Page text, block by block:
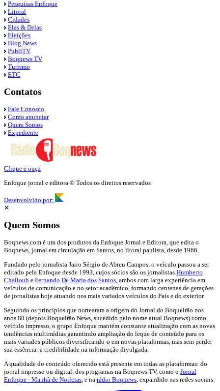
Pesquisas Enfoque
Litoral
Cidades
Elas & Delas
Eleições
Blog News
PubliTV
Boqnews TV
Turismo
ETC
Contatos
Fale Conosco
Como anunciar
Quem Somos
Expediente
Clique e ouça
Enfoque jornal e editora © Todos os direitos reservados
Desenvolvido por:
✕
Quem Somos
Boqnews.com é um dos produtos da Enfoque Jornal e Editora, que edita o
Boqnews, jornal em circulação em Santos, no litoral paulista, desde 1986.
Fundado pelo jornalista Jairo Sérgio de Abreu Campos, o veículo passou a ser
editado pela Enfoque desde 1993, cujos sócios são os jornalistas Humberto
Challoub e Fernando De Maria dos Santos, ambos com larga experiência em
veículos de comunicação e no setor acadêmico, formando centenas de gerações
de jornalistas hoje atuando nos mais variados veículos do País e do exterior.
Seguindo os princípios que nortearam a origem do Jornal do Boqueirão nos
anos 80 (depois Boqueirão News, sucedido pelo nome atual Boqnews) como
veículo impresso, o grupo Enfoque mantém constante atualização com as novas
tendências multimídias garantindo ampliação do leque de conteúdo para os
mais variados públicos diversificando-o em novas plataformas, mas sem perder
sua essência: a credibilidade na informação divulgada.
A qualidade do conteúdo oferecido está presente em todas as plataformas: do
jornal impresso ou digital, dos programas na Boqnews TV, como o Jornal
Enfoque - Manhã de Notícias, e na rádio Boqnews, expandido nas redes sociais.